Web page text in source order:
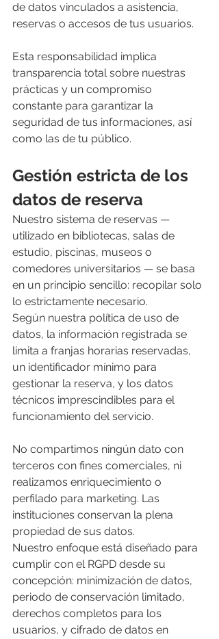
de datos vinculados a asistencia,
reservas o accesos de tus usuarios.
Esta responsabilidad implica
transparencia total sobre nuestras
prácticas y un compromiso
constante para garantizar la
seguridad de tus informaciones, así
como las de tu público.
Gestión estricta de los
datos de reserva
Nuestro sistema de reservas —
utilizado en bibliotecas, salas de
estudio, piscinas, museos o
comedores universitarios — se basa
en un principio sencillo: recopilar solo
lo estrictamente necesario.
Según nuestra política de uso de
datos, la información registrada se
limita a franjas horarias reservadas,
un identificador mínimo para
gestionar la reserva, y los datos
técnicos imprescindibles para el
funcionamiento del servicio.
No compartimos ningún dato con
terceros con fines comerciales, ni
realizamos enriquecimiento o
perfilado para marketing. Las
instituciones conservan la plena
propiedad de sus datos.
Nuestro enfoque está diseñado para
cumplir con el RGPD desde su
concepción: minimización de datos,
periodo de conservación limitado,
derechos completos para los
usuarios, y cifrado de datos en